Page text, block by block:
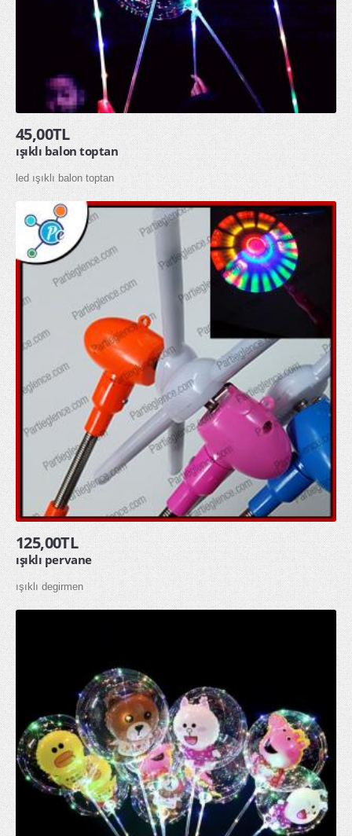
GLOW ÜRÜNLER
glow bardak
glow bileklik
glow buz
glow çubuk
glow gözlük
glow kolye
glow taç
MASKELER & KOSTÜMLER
Kostümler
Maskeler
Şapkalar
HEDİYELİK ÜRÜNLER
Diğer Hediyelik Ürünler
Hediye Kutuları
Hediye Torbaları
toptan yağmurluk
ÖZEL GÜNLER
Doğum Günü
Sevgililer Günü
ÇOCUK HAVUZU ŞİŞME ÇOCUK HAVUZU
SQUİSHY TOPTAN SUKUŞİ
ŞAKA ÜRÜNLERİ
KAMPANYALAR
YENİ ÜRÜNLER
45,00TL
ışıklı balon toptan
led ışıklı balon toptan
125,00TL
ışıklı pervane
ışıklı degirmen